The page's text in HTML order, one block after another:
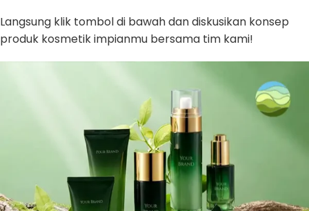
Langsung klik tombol di bawah dan diskusikan konsep
produk kosmetik impianmu bersama tim kami!